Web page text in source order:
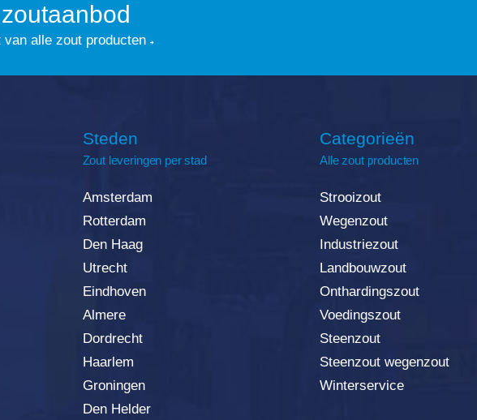
alle zout producten
Steden
Zout leveringen per stad
Amsterdam
Rotterdam
Den Haag
Utrecht
Eindhoven
Almere
Dordrecht
Haarlem
Groningen
Den Helder
Categorieën
Alle zout producten
Strooizout
Wegenzout
Industriezout
Landbouwzout
Onthardingszout
Voedingszout
Steenzout
Steenzout wegenzout
Winterservice